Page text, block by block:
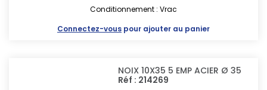
Conditionnement : Vrac
Connectez-vous pour ajouter au panier
NOIX 10X35 5 EMP ACIER Ø 35
Réf : 214269